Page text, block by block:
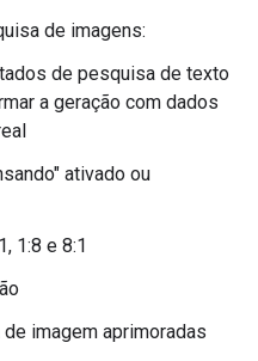
de imagens:
de pesquisa de texto
a geração com dados
ativado ou
1:8 e 8:1
imagem aprimoradas